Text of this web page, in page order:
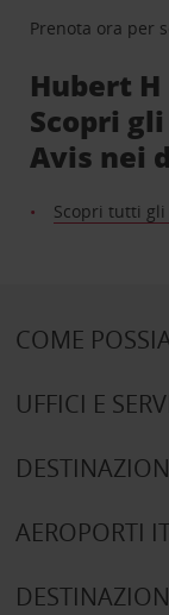
Prenota ora per
Hubert
Scopri
Avis nei
Scopri tutti
COME
UFFICI E
AEROPORTI